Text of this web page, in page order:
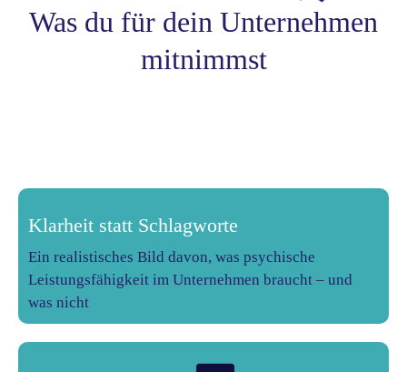
Was du für dein Unternehmen
mitnimmst
Klarheit statt Schlagworte
Ein realistisches Bild davon, was psychische
Leistungsfähigkeit im Unternehmen braucht – und
was nicht